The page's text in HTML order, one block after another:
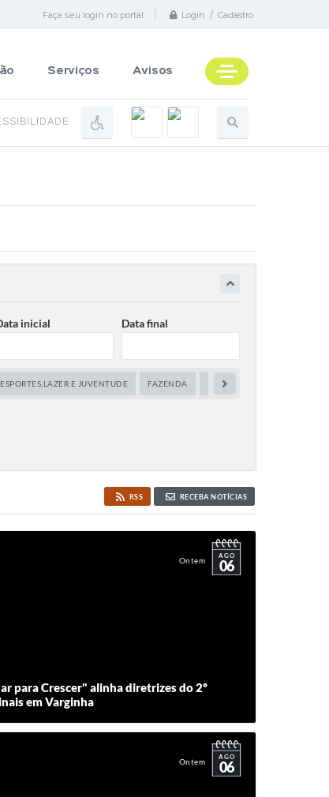
Faça seu login no portal Login / Cadastro
Serviços Avisos
inicial Data final
ESPORTES,LAZER E JUVENTUDE FAZENDA FEEDTV
RSS RECEBA NOTÍCIAS
Ontem AGO
06
para Crescer" alinha diretrizes do 2º
em Varginha
Ontem AGO
06